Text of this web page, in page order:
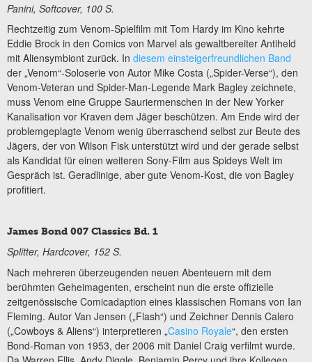
Panini, Softcover, 100 S.
Rechtzeitig zum Venom-Spielfilm mit Tom Hardy im Kino kehrte
Eddie Brock in den Comics von Marvel als gewaltbereiter Antiheld
mit Aliensymbiont zurück. In diesem einsteigerfreundlichen Band
der „Venom“-Soloserie von Autor Mike Costa („Spider-Verse“), den
Venom-Veteran und Spider-Man-Legende Mark Bagley zeichnete,
muss Venom eine Gruppe Sauriermenschen in der New Yorker
Kanalisation vor Kraven dem Jäger beschützen. Am Ende wird der
problemgeplagte Venom wenig überraschend selbst zur Beute des
Jägers, der von Wilson Fisk unterstützt wird und der gerade selbst
als Kandidat für einen weiteren Sony-Film aus Spideys Welt im
Gespräch ist. Geradlinige, aber gute Venom-Kost, die von Bagley
profitiert.
James Bond 007 Classics Bd. 1
Splitter, Hardcover, 152 S.
Nach mehreren überzeugenden neuen Abenteuern mit dem
berühmten Geheimagenten, erscheint nun die erste offizielle
zeitgenössische Comicadaption eines klassischen Romans von Ian
Fleming. Autor Van Jensen („Flash“) und Zeichner Dennis Calero
(„Cowboys & Aliens“) interpretieren „Casino Royale“, den ersten
Bond-Roman von 1953, der 2006 mit Daniel Craig verfilmt wurde.